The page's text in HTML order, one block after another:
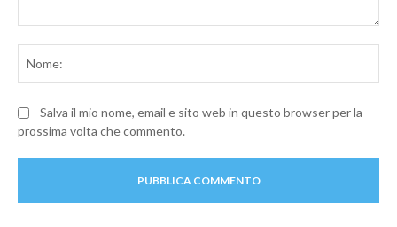
Salva il mio nome, email e sito web in questo browser per la
prossima volta che commento.